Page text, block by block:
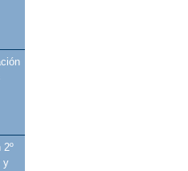
2º
y